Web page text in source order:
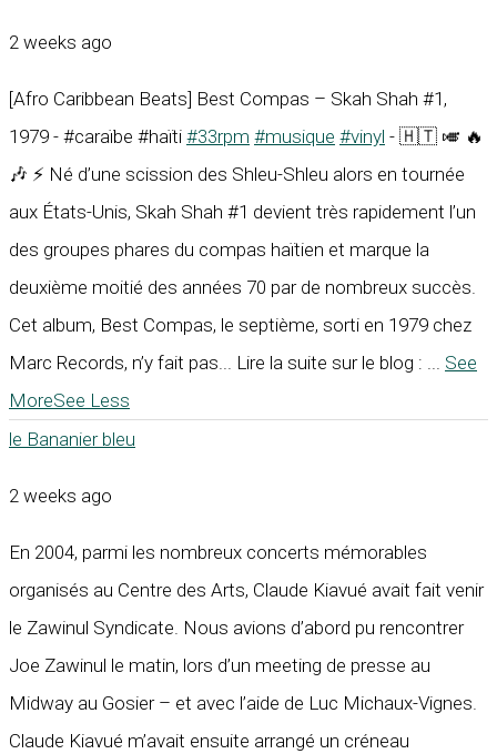
2 weeks ago
[Afro Caribbean Beats] Best Compas – Skah Shah #1,
1979 - #caraïbe #haïti #33rpm #musique #vinyl - 🇭🇹 🎺 🔥
🎶 ⚡ Né d’une scission des Shleu-Shleu alors en tournée
aux États-Unis, Skah Shah #1 devient très rapidement l’un
des groupes phares du compas haïtien et marque la
deuxième moitié des années 70 par de nombreux succès.
Cet album, Best Compas, le septième, sorti en 1979 chez
Marc Records, n’y fait pas... Lire la suite sur le blog : ... See
MoreSee Less
le Bananier bleu
2 weeks ago
En 2004, parmi les nombreux concerts mémorables
organisés au Centre des Arts, Claude Kiavué avait fait venir
le Zawinul Syndicate. Nous avions d’abord pu rencontrer
Joe Zawinul le matin, lors d’un meeting de presse au
Midway au Gosier – et avec l’aide de Luc Michaux-Vignes.
Claude Kiavué m’avait ensuite arrangé un créneau